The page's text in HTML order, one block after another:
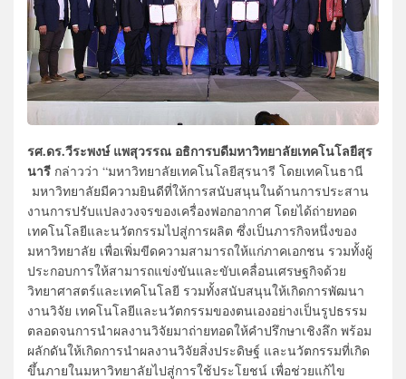
รศ.ดร.วีระพงษ์ แพสุวรรณ อธิการบดีมหาวิทยาลัยเทคโนโลยีสุร
นารี กล่าวว่า “มหาวิทยาลัยเทคโนโลยีสุรนารี โดยเทคโนธานี
มหาวิทยาลัยมีความยินดีที่ให้การสนับสนุนในด้านการประสาน
งานการปรับแปลงวงจรของเครื่องฟอกอากาศ โดยได้ถ่ายทอด
เทคโนโลยีและนวัตกรรมไปสู่การผลิต ซึ่งเป็นภารกิจหนึ่งของ
มหาวิทยาลัย เพื่อเพิ่มขีดความสามารถให้แก่ภาคเอกชน รวมทั้งผู้
ประกอบการให้สามารถแข่งขันและขับเคลื่อนเศรษฐกิจด้วย
วิทยาศาสตร์และเทคโนโลยี รวมทั้งสนับสนุนให้เกิดการพัฒนา
งานวิจัย เทคโนโลยีและนวัตกรรมของตนเองอย่างเป็นรูปธรรม
ตลอดจนการนำผลงานวิจัยมาถ่ายทอดให้คำปรึกษาเชิงลึก พร้อม
ผลักดันให้เกิดการนำผลงานวิจัยสิ่งประดิษฐ์ และนวัตกรรมที่เกิด
ขึ้นภายในมหาวิทยาลัยไปสู่การใช้ประโยชน์ เพื่อช่วยแก้ไข